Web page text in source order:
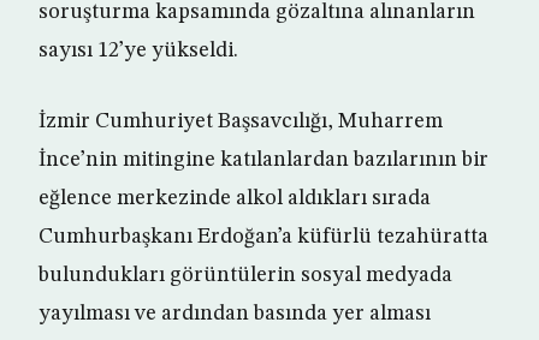
soruşturma kapsamında gözaltına alınanların
sayısı 12’ye yükseldi.
İzmir Cumhuriyet Başsavcılığı, Muharrem
İnce’nin mitingine katılanlardan bazılarının bir
eğlence merkezinde alkol aldıkları sırada
Cumhurbaşkanı Erdoğan’a küfürlü tezahüratta
bulundukları görüntülerin sosyal medyada
yayılması ve ardından basında yer alması